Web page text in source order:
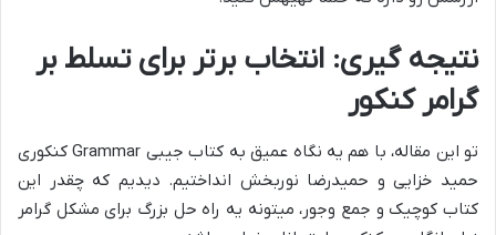
نتیجه گیری: انتخاب برتر برای تسلط بر
گرامر کنکور
تو این مقاله، با هم یه نگاه عمیق به کتاب جیبی Grammar کنکوری
حمید خزایی و حمیدرضا نوربخش انداختیم. دیدیم که چقدر این
کتاب کوچیک و جمع وجور، میتونه یه راه حل بزرگ برای مشکل گرامر